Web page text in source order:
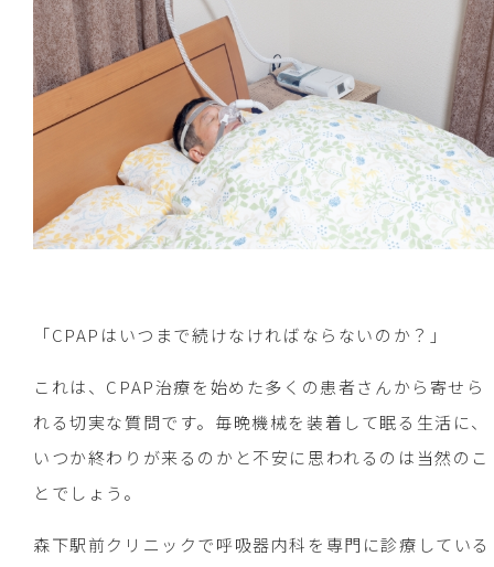
「CPAPはいつまで続けなければならないのか？」
これは、CPAP治療を始めた多くの患者さんから寄せら
れる切実な質問です。毎晩機械を装着して眠る生活に、
いつか終わりが来るのかと不安に思われるのは当然のこ
とでしょう。
森下駅前クリニックで呼吸器内科を専門に診療している